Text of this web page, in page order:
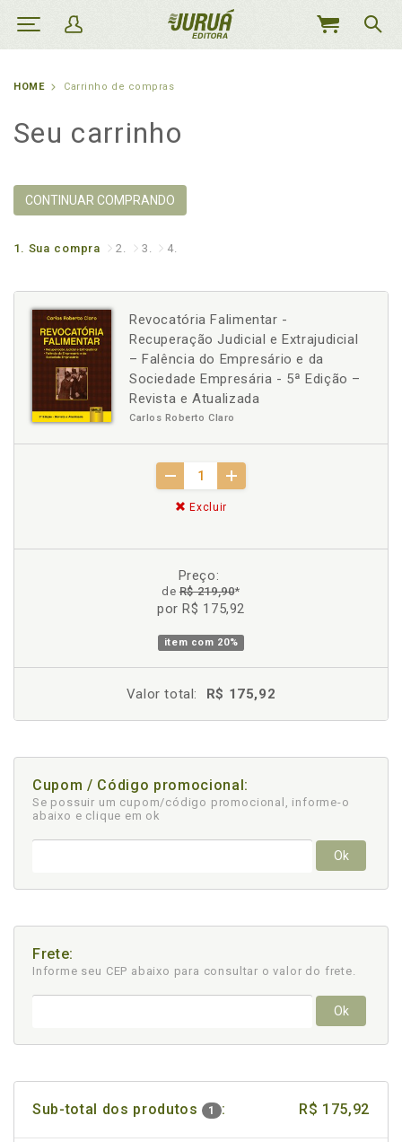
MEU
HOME Carrinho de compras
Seu carrinho
CONTINUAR COMPRANDO
1. Sua compra 2. 3. 4.
Revocatória Falimentar -
Recuperação Judicial e Extrajudicial
– Falência do Empresário e da
Sociedade Empresária - 5ª Edição –
Revista e Atualizada
Carlos Roberto Claro
Excluir
Preço:
deR$ 219,90*
por R$ 175,92
item com 20%
Valor total: R$ 175,92
Cupom / Código promocional:
Se possuir um cupom/código promocional, informe-o
abaixo e clique em ok
Ok
Frete:
Informe seu CEP abaixo para consultar o valor do frete.
Ok
Sub-total dos produtos 1 : R$ 175,92